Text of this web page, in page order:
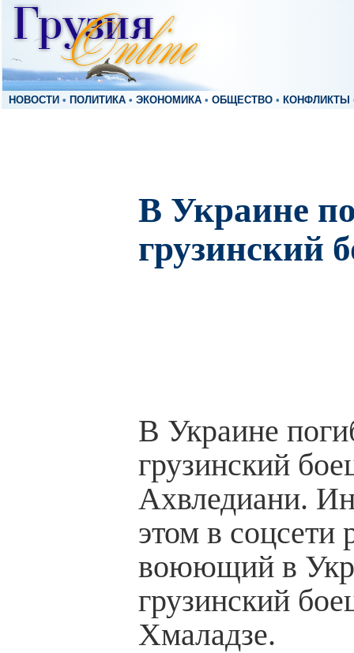
НОВОСТИ • ПОЛИТИКА • ЭКОНОМИКА • ОБЩЕСТВО • КОНФЛИКТЫ
В Украине
грузинский
В Украине
грузинский
Ахвледиани.
этом в соцсети
воюющий в
грузинский
Хмаладзе.